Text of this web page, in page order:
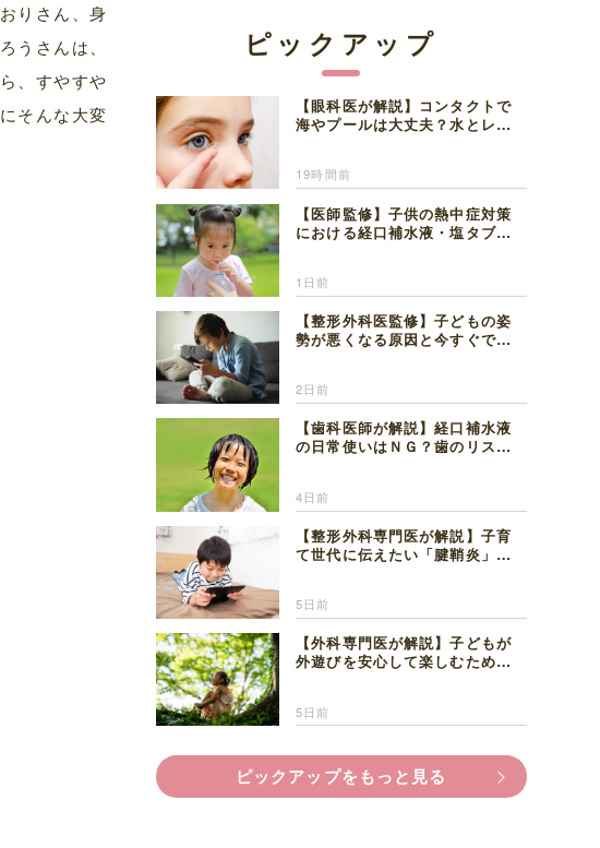
りさん、身
うさんは、
、すやすや
そんな大変
ピックアップ
【眼科医が解説】コンタクトで
海やプールは大丈夫？水とレン
19時間前
【医師監修】子供の熱中症対策
における経口補水液・塩タブレ
1日前
【整形外科医監修】子どもの姿
勢が悪くなる原因と今すぐでき
2日前
【歯科医師が解説】経口補水液
の日常使いはＮＧ？歯のリスク
4日前
【整形外科専門医が解説】子育
て世代に伝えたい「腱鞘炎」の
5日前
【外科専門医が解説】子どもが
外遊びを安心して楽しむため
5日前
ピックアップをもっと見る